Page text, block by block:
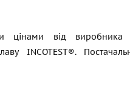
цінами від виробника
INCOTEST®.